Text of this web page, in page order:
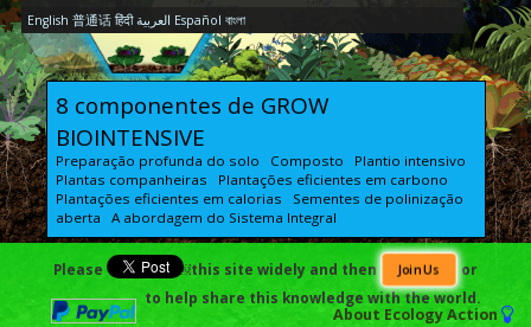
English 普通话 हिंदी العربية Español বাংলা
8 componentes de GROW
BIOINTENSIVE
Preparação profunda do solo Composto Plantio intensivo
Plantas companheiras Plantações eficientes em carbono
Plantações eficientes em calorias Sementes de polinização
aberta A abordagem do Sistema Integral
Solo e preparação do solo
Solo Matéria orgânica Vida do solo Composto Fertilidade
e fertilização do solo
Please ￼this site widely and then Join Us
or
to help share this knowledge with the world.
About Ecology Action